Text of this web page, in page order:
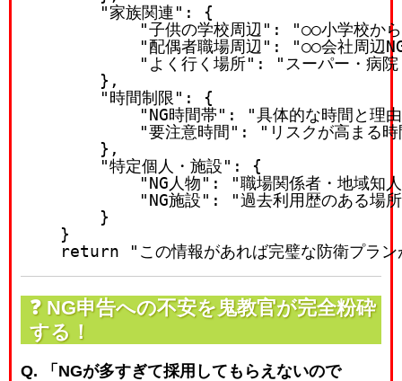
"家族関連" : {
"子供の学校周辺" :
"○○小学校か
"配偶者職場周辺" :
"○○会社周辺
"よく行く場所" :
"スーパー・病
        },
"時間制限" : {
"NG時間帯" :
"具体的な時間と理
"要注意時間" :
"リスクが高まる
        },
"特定個人・施設" : {
"NG人物" :
"職場関係者・地域知
"NG施設" :
"過去利用歴のある場
        }
    }
return
"この情報があれば完璧な防衛プラ
❓ NG申告への不安を鬼教官が完全粉砕
する！
Q. 「NGが多すぎて採用してもらえないので